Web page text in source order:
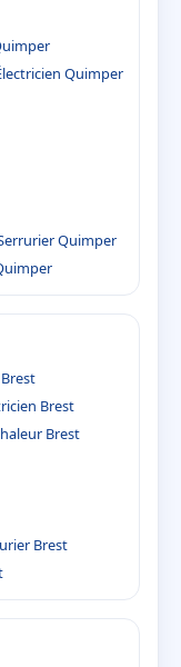
Quimper
Quimper
Brest
Brest
Brest